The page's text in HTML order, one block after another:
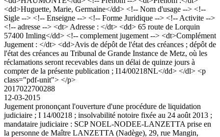
<dd>Huguette, Marie, Germaine</dd> <!-- Nom d'usage --> <!--
Sigle --> <!-- Enseigne --> <!-- Forme Juridique --> <!-- Activite -->
<!-- adresse --> <dt> Adresse : </dt> <dd> 65 route de Lorquin
57400 Imling</dd> <!-- complement jugement --> <dt>Complément
Jugement : </dt> <dd>Avis de dépôt de l'état des créances ; dépôt de
l'état des créances au Tribunal de Grande Instance de Metz, où les
réclamations seront recevables dans un délai de quinze jours à
compter de la présente publication ; I14/00218NL</dd> </dl> <p
class="pdf-unit"> </p>
2017022700288
12-03-2015
Jugement prononçant l'ouverture d'une procédure de liquidation
judiciaire ; I 14/00218 ; insolvabilité notoire fixée au 24 août 2013 ;
mandataire judiciaire : SCP NOEL-NODEE-LANZETTA prise en
la personne de Maître LANZETTA (Nadège), 29, rue Mangin,